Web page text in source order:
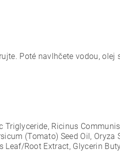
Poté navlhčete vodou, olej
Ricinus
(Tomato) Seed Oil, Oryza
Root Extract, Glycerin